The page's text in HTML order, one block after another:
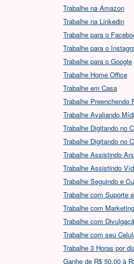
Trabalhe na Amazon
Trabalhe na Linkedin
Trabalhe para o
Trabalhe para o
Trabalhe para o Google
Trabalhe Home Office
Trabalhe em Casa
Trabalhe Preenchendo
Trabalhe Avaliando
Trabalhe Digitando no
Trabalhe Digitando no
Trabalhe Assistindo
Trabalhe Assistindo
Trabalhe Seguindo e
Trabalhe com Suporte
Trabalhe com Marketing
Trabalhe com
Trabalhe com seu
Trabalhe 3 Horas por
Ganhe de R$ 50,00 à